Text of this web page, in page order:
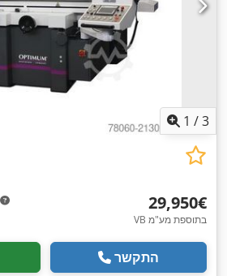
1 /3
‏29,950 ‏€
VB בתוספת מע"מ
התקשר